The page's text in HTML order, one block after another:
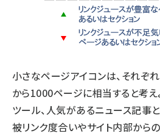
小さなページアイコンは、それぞ
から1000ページに相当すると考え
ツール、人気があるニュース記事
被リンク度合いやサイト内部から